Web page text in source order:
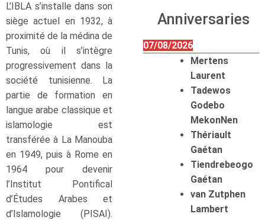
L’IBLA s’installe dans son
siège actuel en 1932, à
proximité de la médina de
Tunis, où il s’intègre
progressivement dans la
société tunisienne. La
partie de formation en
langue arabe classique et
islamologie est
transférée à La Manouba
en 1949, puis à Rome en
1964 pour devenir
l’Institut Pontifical
d’Études Arabes et
d’Islamologie (PISAI).
Anniversaries
07/08/2026
Mertens
Laurent
Tadewos
Godebo
MekonNen
Thériault
Gaétan
Tiendrebeogo
Gaétan
van Zutphen
Lambert